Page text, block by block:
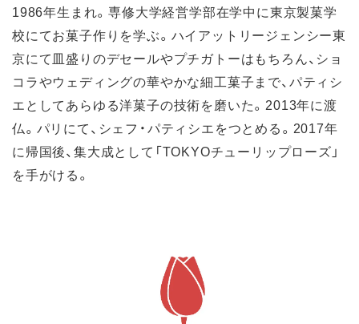
1986年生まれ。専修大学経営学部在学中に東京製菓学
校にてお菓子作りを学ぶ。ハイアットリージェンシー東
京にて皿盛りのデセールやプチガトーはもちろん、ショ
コラやウェディングの華やかな細工菓子まで、パティシ
エとしてあらゆる洋菓子の技術を磨いた。2013年に渡
仏。パリにて、シェフ・パティシエをつとめる。2017年
に帰国後、集大成として「TOKYOチューリップローズ」
を手がける。